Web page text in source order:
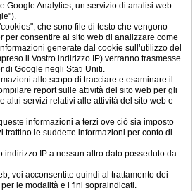
Google Analytics, un servizio di analisi web
che sono file di testo che vengono
per consentire al sito web di analizzare come
generate dal cookie sull’utilizzo del
il Vostro indirizzo IP) verranno trasmesse
di Google negli Stati Uniti.
allo scopo di tracciare e esaminare il
report sulle attività del sito web per gli
altri servizi relativi alle attività del sito web e
informazioni a terzi ove ciò sia imposto
trattino le suddette informazioni per conto di
indirizzo IP a nessun altro dato posseduto da
voi acconsentite quindi al trattamento dei
le modalità e i fini sopraindicati.